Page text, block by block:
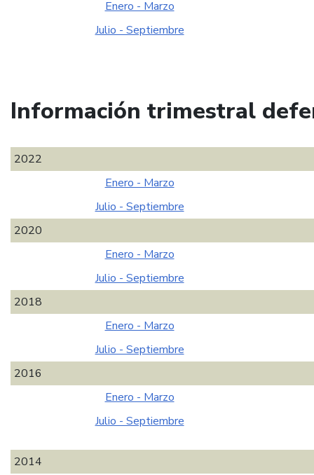
Enero - Marzo
Julio - Septiembre
Información trimestral
2022
Enero - Marzo
Julio - Septiembre
2020
Enero - Marzo
Julio - Septiembre
2018
Enero - Marzo
Julio - Septiembre
2016
Enero - Marzo
Julio - Septiembre
2014